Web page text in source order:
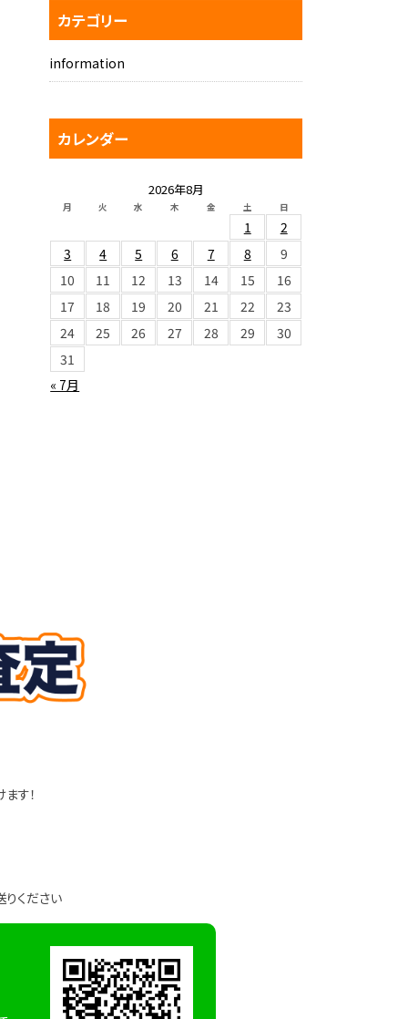
カテゴリー
information
カレンダー
2026年8月
月 火 水 木 金 土 日
« 7月
1
2
3
4 5 6 7 8
9
10
11 12 13 14 15
16
17
18 19 20 21 22
23
24
25 26 27 28 29
30
31
す！
ください